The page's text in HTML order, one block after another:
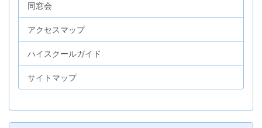
同窓会
アクセスマップ
ハイスクールガイド
サイトマップ